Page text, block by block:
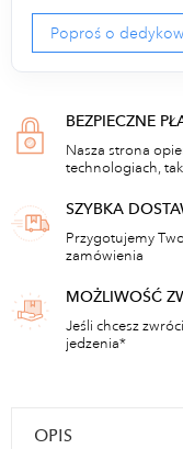
Poproś o
BEZPIECZNE
Nasza strona
technologiach,
SZYBKA
Przygotujemy
zamówienia
MOŻLIWOŚĆ
Jeśli chcesz
jedzenia*
OPIS